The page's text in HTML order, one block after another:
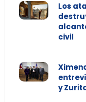
Los
civil
y